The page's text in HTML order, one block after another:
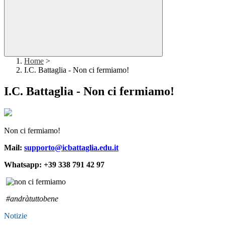
Home >
I.C. Battaglia - Non ci fermiamo!
I.C. Battaglia - Non ci fermiamo!
Non ci fermiamo!
Mail: supporto@icbattaglia.edu.it
Whatsapp: +39 338 791 42 97
#andràtuttobene
Notizie